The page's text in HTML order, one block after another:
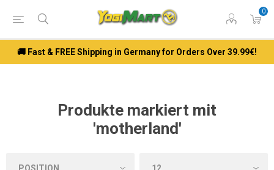
0
🚚 Fast & FREE Shipping in Germany for Orders Over 39.99€!
Produkte markiert mit
'motherland'